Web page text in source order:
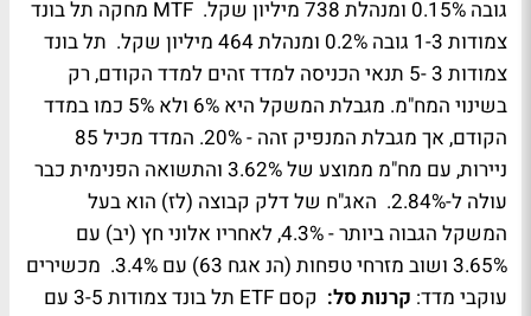
גובה 0.15% ומנהלת 738 מיליון שקל. MTF מחקה תל בונד
צמודות 1-3 גובה 0.2% ומנהלת 464 מיליון שקל. תל בונד
צמודות 3 -5 תנאי הכניסה למדד זהים למדד הקודם, רק
בשינוי המח"מ. מגבלת המשקל היא 6% ולא 5% כמו במדד
הקודם, אך מגבלת המנפיק זהה - 20%. המדד מכיל 85
ניירות, עם מח"מ ממוצע של 3.62% והתשואה הפנימית כבר
עולה ל-2.84%. האג"ח של דלק קבוצה (לז) הוא בעל
המשקל הגבוה ביותר - 4.3%, לאחריו אלוני חץ (יב) עם
3.65% ושוב מזרחי טפחות (הנ אגח 63) עם 3.4%. מכשירים
עוקבי מדד: קרנות סל:
קסם ETF תל בונד צמודות 3-5 עם